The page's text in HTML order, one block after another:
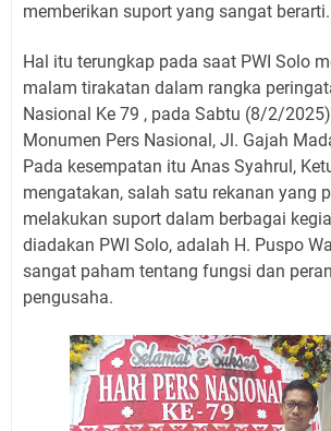
memberikan suport yang sangat berarti.
Hal itu terungkap pada saat PWI Solo
malam tirakatan dalam rangka
Nasional Ke 79 , pada Sabtu (8/2/2025),
Monumen Pers Nasional, Jl. Gajah
Pada kesempatan itu Anas Syahrul,
mengatakan, salah satu rekanan yang
melakukan suport dalam berbagai
diadakan PWI Solo, adalah H. Puspo
sangat paham tentang fungsi dan
pengusaha.